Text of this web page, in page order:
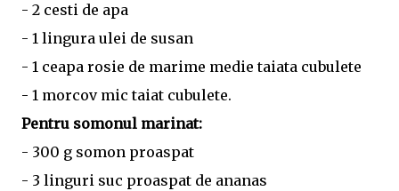
- 2 cesti de apa
- 1 lingura ulei de susan
- 1 ceapa rosie de marime medie taiata cubulete
- 1 morcov mic taiat cubulete.
Pentru somonul marinat:
- 300 g somon proaspat
- 3 linguri suc proaspat de ananas